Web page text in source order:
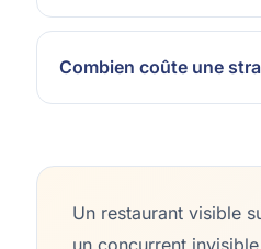
Combien coûte une
Un restaurant visible
un concurrent